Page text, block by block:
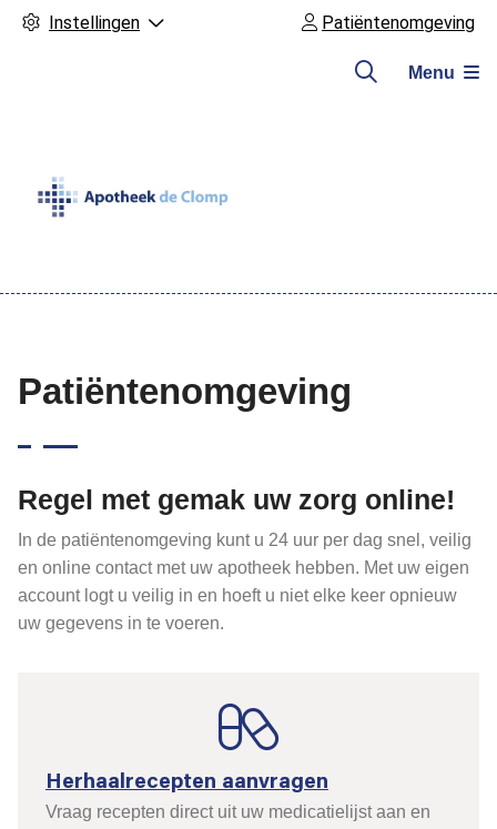
Instellingen Patiëntenomgeving
Menu
Patiëntenomgeving
Regel met gemak uw zorg online!
In de patiëntenomgeving kunt u 24 uur per dag snel, veilig
en online contact met uw apotheek hebben. Met uw eigen
account logt u veilig in en hoeft u niet elke keer opnieuw
uw gegevens in te voeren.
Herhaalrecepten aanvragen
Vraag recepten direct uit uw medicatielijst aan en